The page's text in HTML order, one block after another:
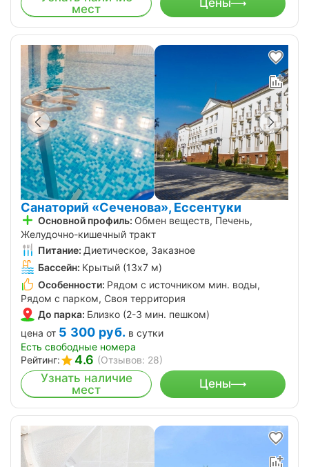
мест
Цены
Санаторий «Сеченова», Ессентуки
Основной профиль: Обмен веществ, Печень,
Желудочно-кишечный тракт
Питание: Диетическое, Заказное
Бассейн: Крытый (13х7 м)
Особенности: Рядом с источником мин. воды,
Рядом с парком, Своя территория
До парка: Близко (2-3 мин. пешком)
цена от 5 300 руб. в сутки
Есть свободные номера
Рейтинг:
4.6 (Отзывов: 28)
Узнать наличие
мест
Цены